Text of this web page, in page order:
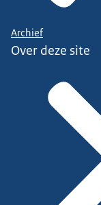
Archief
Over deze site